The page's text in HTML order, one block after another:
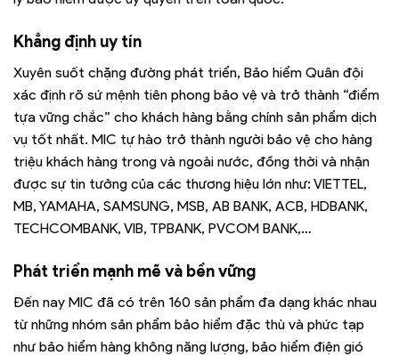
Khẳng định uy tín
Xuyên suốt chặng đường phát triển, Bảo hiểm Quân đội
xác định rõ sứ mệnh tiên phong bảo vệ và trở thành “điểm
tựa vững chắc” cho khách hàng bằng chính sản phẩm dịch
vụ tốt nhất. MIC tự hào trở thành người bảo vệ cho hàng
triệu khách hàng trong và ngoài nước, đồng thời và nhận
được sự tin tưởng của các thương hiệu lớn như: VIETTEL,
MB, YAMAHA, SAMSUNG, MSB, AB BANK, ACB, HDBANK,
TECHCOMBANK, VIB, TPBANK, PVCOM BANK,…
Phát triển mạnh mẽ và bền vững
Đến nay MIC đã có trên 160 sản phẩm đa dạng khác nhau
từ những nhóm sản phẩm bảo hiểm đặc thù và phức tạp
như bảo hiểm hàng không năng lượng, bảo hiểm điện gió